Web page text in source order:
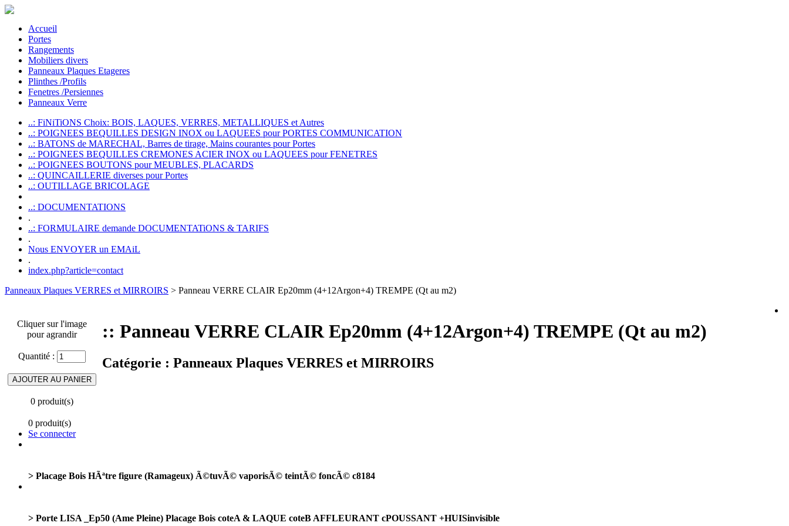
Accueil
Portes
Rangements
Mobiliers divers
Panneaux Plaques Etageres
Plinthes /Profils
Fenetres /Persiennes
Panneaux Verre
..: FiNiTiONS Choix: BOIS, LAQUES, VERRES, METALLIQUES et Autres
..: POIGNEES BEQUILLES DESIGN INOX ou LAQUEES pour PORTES COMMUNICATION
..: BATONS de MARECHAL, Barres de tirage, Mains courantes pour Portes
..: POIGNEES BEQUILLES CREMONES ACIER INOX ou LAQUEES pour FENETRES
..: POIGNEES BOUTONS pour MEUBLES, PLACARDS
..: QUINCAILLERIE diverses pour Portes
..: OUTILLAGE BRICOLAGE
..: DOCUMENTATIONS
.
..: FORMULAIRE demande DOCUMENTATiONS & TARIFS
.
Nous ENVOYER un EMAiL
.
index.php?article=contact
Panneaux Plaques VERRES et MIRROIRS > Panneau VERRE CLAIR Ep20mm (4+12Argon+4) TREMPE (Qt au m2)
Cliquer sur l'image
pour agrandir
Quantité :
0 produit(s)
:: Panneau VERRE CLAIR Ep20mm (4+12Argon+4) TREMPE (Qt au m2)
Catégorie : Panneaux Plaques VERRES et MIRROIRS
0 produit(s)
Se connecter
> Placage Bois HÃªtre figure (Ramageux) Ã©tuvÃ© vaporisÃ© teintÃ© foncÃ© c8184
> Porte LISA _Ep50 (Ame Pleine) Placage Bois coteA & LAQUE coteB AFFLEURANT cPOUSSANT +HUISinvisible